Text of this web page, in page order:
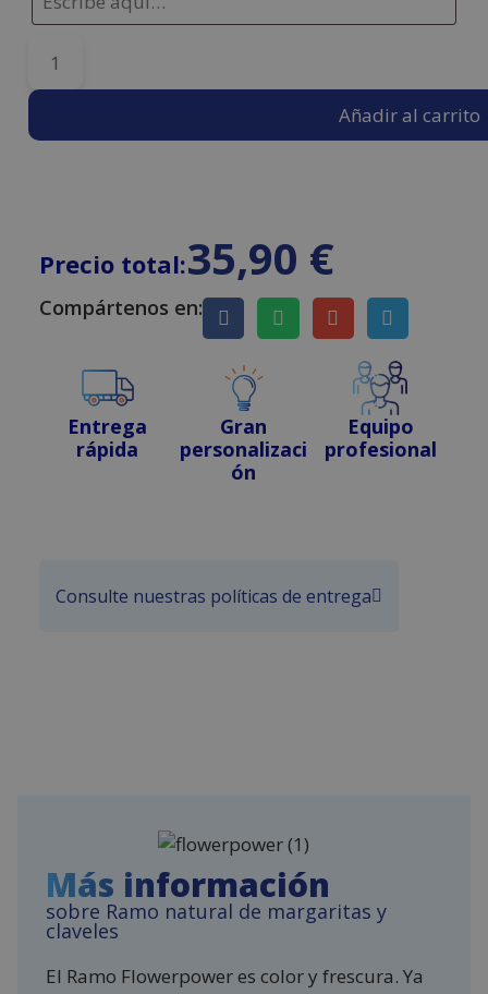
Añadir al carrito
Precio total:35,90 €
Compártenos en:
Entrega
rápida
Gran
personalizaci
ón
Equipo
profesional
Consulte nuestras políticas de entrega
Más información
sobre Ramo natural de margaritas y
claveles
El Ramo Flowerpower es color y frescura. Ya